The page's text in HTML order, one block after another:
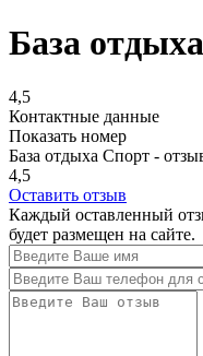
База
4,5
Контактные данные
Показать номер
База отдыха Спорт -
4,5
Оставить отзыв
Каждый оставленный
будет размещен на сайте.